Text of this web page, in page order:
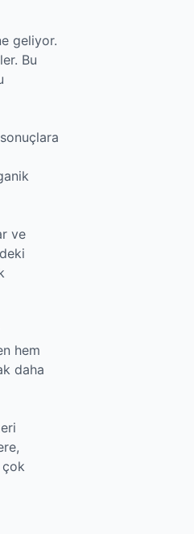
geliyor.
Bu
ve
hem
daha
çok